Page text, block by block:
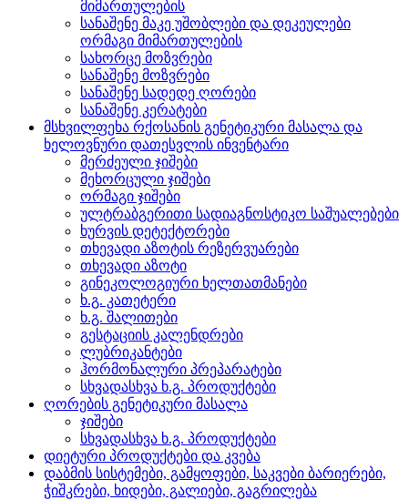
მიმართულების
სანაშენე მაკე უშობლები და დეკეულები
ორმაგი მიმართულების
სახორცე მოზვრები
სანაშენე მოზვრები
სანაშენე სადედე ღორები
სანაშენე კერატები
მსხვილფეხა რქოსანის გენეტიკური მასალა და
ხელოვნური დათესვლის ინვენტარი
მერძეული ჯიშები
მეხორცული ჯიშები
ორმაგი ჯიშები
ულტრაბგერითი სადიაგნოსტიკო საშუალებები
ხურვის დეტექტორები
თხევადი აზოტის რეზერვუარები
თხევადი აზოტი
გინეკოლოგიური ხელთათმანები
ხ.გ. კათეტერი
ხ.გ. შალითები
გესტაციის კალენდრები
ლუბრიკანტები
ჰორმონალური პრეპარატები
სხვადასხვა ხ.გ. პროდუქტები
ღორების გენეტიკური მასალა
ჯიშები
სხვადასხვა ხ.გ. პროდუქტები
დიეტური პროდუქტები და კვება
დაბმის სისტემები, გამყოფები, საკვები ბარიერები,
ჭიშკრები, ხიდები, გალიები, გაგრილება